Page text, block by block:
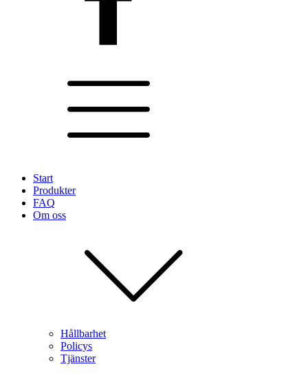
Start
Produkter
FAQ
Om oss
Hållbarhet
Policys
Tjänster